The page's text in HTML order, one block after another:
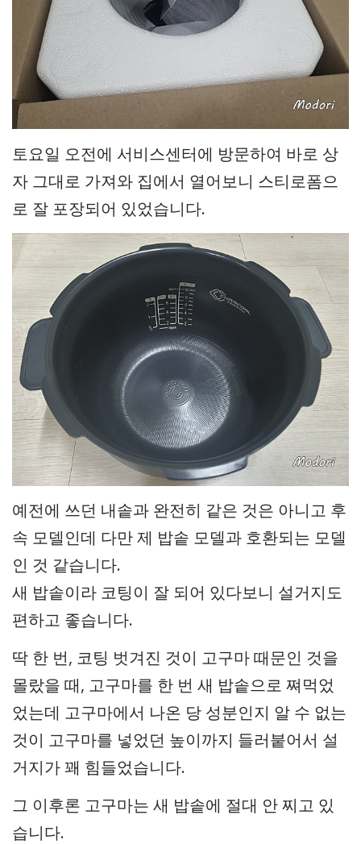
토요일 오전에 서비스센터에 방문하여 바로 상
자 그대로 가져와 집에서 열어보니 스티로폼으
로 잘 포장되어 있었습니다.
예전에 쓰던 내솥과 완전히 같은 것은 아니고 후
속 모델인데 다만 제 밥솥 모델과 호환되는 모델
인 것 같습니다.
새 밥솥이라 코팅이 잘 되어 있다보니 설거지도
편하고 좋습니다.
딱 한 번, 코팅 벗겨진 것이 고구마 때문인 것을
몰랐을 때, 고구마를 한 번 새 밥솥으로 쪄먹었
었는데 고구마에서 나온 당 성분인지 알 수 없는
것이 고구마를 넣었던 높이까지 들러붙어서 설
거지가 꽤 힘들었습니다.
그 이후론 고구마는 새 밥솥에 절대 안 찌고 있
습니다.